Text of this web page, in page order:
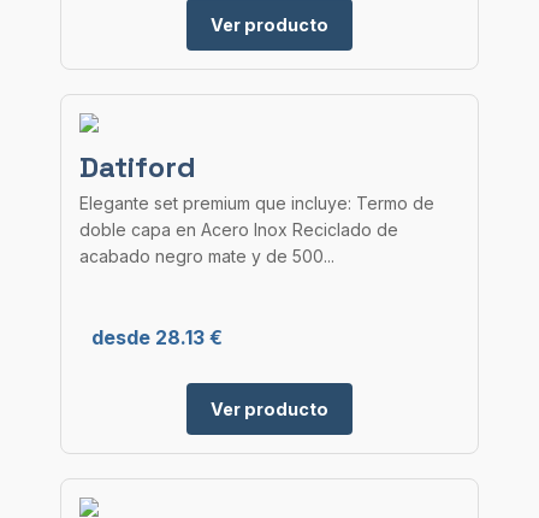
Ver producto
Datiford
Elegante set premium que incluye: Termo de
doble capa en Acero Inox Reciclado de
acabado negro mate y de 500...
desde 28.13 €
Ver producto